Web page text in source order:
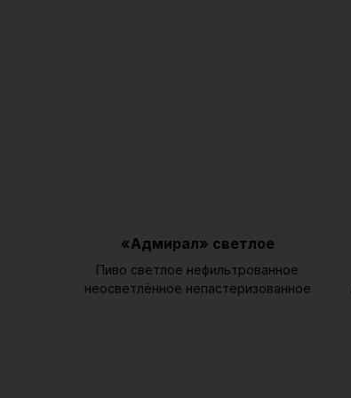
«Адмирал» светлое
Пиво светлое нефильтрованное
неосветлённое непастеризованное